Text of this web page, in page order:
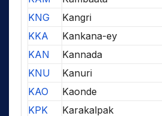
KNG
Kangri
KKA
Kankana-ey
KAN
Kannada
KNU
Kanuri
KAO
Kaonde
KPK
Karakalpak